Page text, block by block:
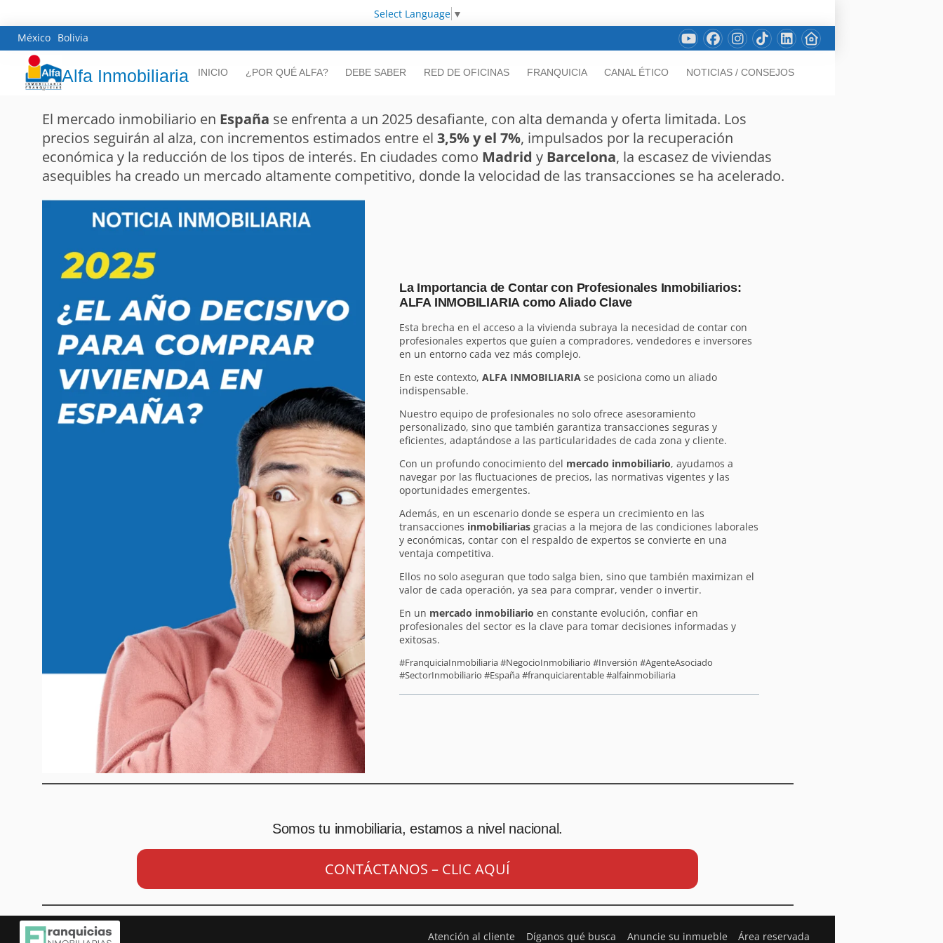
Select Language ▼
México Bolivia
Alfa Inmobiliaria INICIO ¿POR QUÉ ALFA? DEBE SABER RED DE OFICINAS FRANQUICIA CANAL ÉTICO NOTICIAS / CONSEJOS
El mercado inmobiliario en España se enfrenta a un 2025 desafiante, con alta demanda y oferta limitada. Los
precios seguirán al alza, con incrementos estimados entre el 3,5% y el 7%, impulsados por la recuperación
económica y la reducción de los tipos de interés. En ciudades como Madrid y Barcelona, la escasez de viviendas
asequibles ha creado un mercado altamente competitivo, donde la velocidad de las transacciones se ha acelerado.
La Importancia de Contar con Profesionales Inmobiliarios:
ALFA INMOBILIARIA como Aliado Clave
Esta brecha en el acceso a la vivienda subraya la necesidad de contar con
profesionales expertos que guíen a compradores, vendedores e inversores
en un entorno cada vez más complejo.
En este contexto, ALFA INMOBILIARIA se posiciona como un aliado
indispensable.
Nuestro equipo de profesionales no solo ofrece asesoramiento
personalizado, sino que también garantiza transacciones seguras y
eficientes, adaptándose a las particularidades de cada zona y cliente.
Con un profundo conocimiento del mercado inmobiliario, ayudamos a
navegar por las fluctuaciones de precios, las normativas vigentes y las
oportunidades emergentes.
Además, en un escenario donde se espera un crecimiento en las
transacciones inmobiliariasgracias a la mejora de las condiciones laborales
y económicas, contar con el respaldo de expertos se convierte en una
ventaja competitiva.
Ellos no solo aseguran que todo salga bien, sino que también maximizan el
valor de cada operación, ya sea para comprar, vender o invertir.
En un mercado inmobiliario en constante evolución, confiar en
profesionales del sector es la clave para tomar decisiones informadas y
exitosas.
#FranquiciaInmobiliaria #NegocioInmobiliario #Inversión #AgenteAsociado
#SectorInmobiliario #España #franquiciarentable #alfainmobiliaria
Somos tu inmobiliaria, estamos a nivel nacional.
CONTÁCTANOS – CLIC AQUÍ
Atención al cliente Díganos qué busca Anuncie su inmueble Área reservada